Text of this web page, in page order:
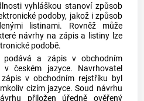
vyhláškou stanoví způsob
podoby, jakož i způsob
listinami. Rovněž může
návrhy na zápis a listiny lze
podobě.
a zápis v obchodním
českém jazyce. Navrhovatel
v obchodním rejstříku byl
cizím jazyce. Soud návrhu
přiložen úředně ověřený